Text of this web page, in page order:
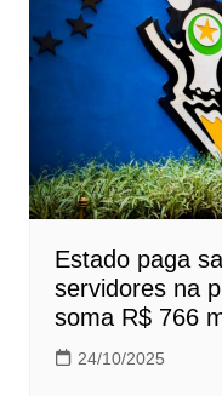
Estado paga
servidores na
soma R$ 766
24/10/2025